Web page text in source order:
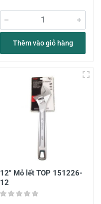
Thêm vào giỏ hàng
12" Mỏ lết TOP 151226-
12